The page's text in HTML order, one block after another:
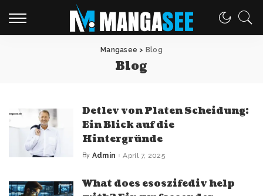
Mangasee > Blog
Blog
Detlev von Platen Scheidung:
Ein Blick auf die
Hintergründe
Posted
By Admin April 7, 2025
What does esoszifediv help